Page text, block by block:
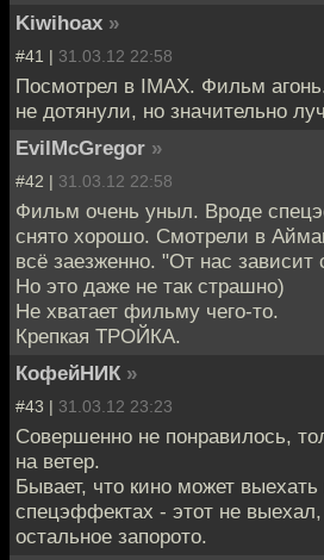
Kiwihoax »
#41 | 31.03.12 22:58
Посмотрел в IMAX. Фильм
не дотянули, но значительно
EvilMcGregor »
#42 | 31.03.12 22:58
Фильм очень уныл. Вроде
снято хорошо. Смотрели в
всё заезженно. "От нас зависит
Но это даже не так страшно)
Не хватает фильму чего-то.
Крепкая ТРОЙКА.
КофейНИК »
#43 | 31.03.12 23:23
Совершенно не понравилось,
на ветер.
Бывает, что кино может
спецэффектах - этот не
остальное запорото.